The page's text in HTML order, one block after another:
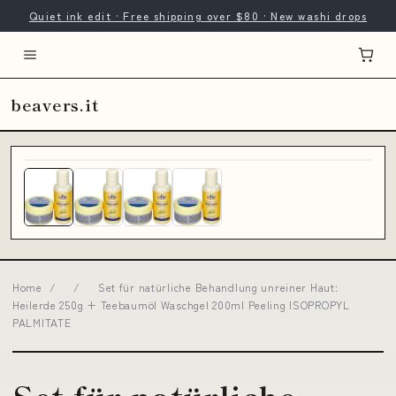
Quiet ink edit · Free shipping over $80 · New washi drops
beavers.it
Home / /
Set für natürliche Behandlung unreiner Haut:
Heilerde 250g + Teebaumöl Waschgel 200ml Peeling ISOPROPYL
PALMITATE